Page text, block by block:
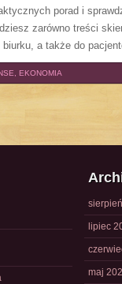
porad i
zarówno treści
a także do
EKONOMIA
lipiec
maj